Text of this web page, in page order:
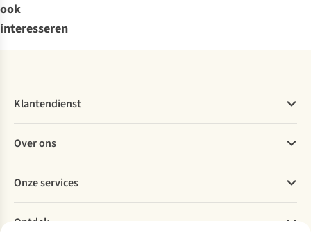
ook
interesseren
Klantendienst
Bestellen
Betalen
Levering
Retourneren
Bestelling herroepen
Over ons
Explore More
Verantwoord ondernemen
Over Ayacucho
Onze services
Ontdek